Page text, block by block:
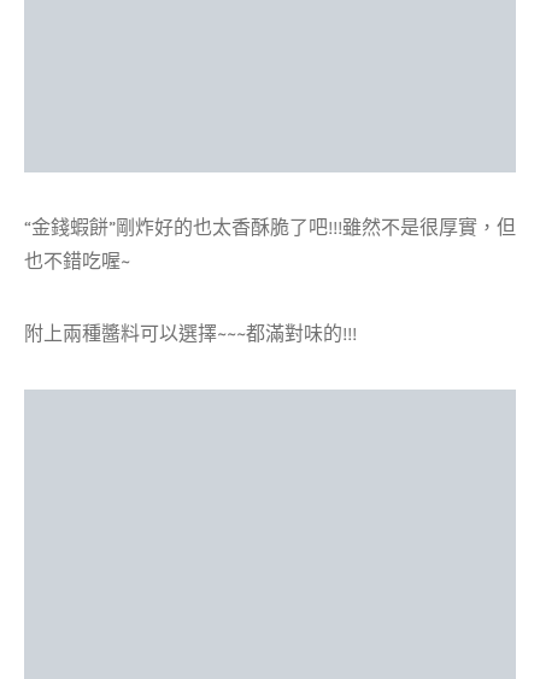
“金錢蝦餅”剛炸好的也太香酥脆了吧!!!雖然不是很厚實，但
也不錯吃喔~
附上兩種醬料可以選擇~~~都滿對味的!!!